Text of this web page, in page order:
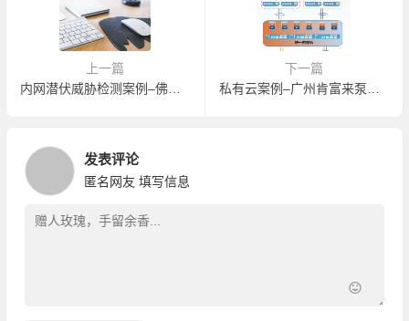
上一篇
内网潜伏威胁检测案例–佛山燃气集团股份有限公司
下一篇
发表评论
匿名网友 填写信息